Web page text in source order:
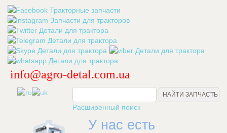
info@agro-detal.com.ua
Расширенный поиск
У нас есть